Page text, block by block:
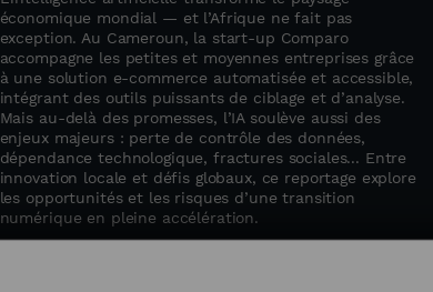
économique mondial — et l’Afrique ne fait pas
exception. Au Cameroun, la start-up Comparo
accompagne les petites et moyennes entreprises grâce
à une solution e-commerce automatisée et accessible,
intégrant des outils puissants de ciblage et d’analyse.
Mais au-delà des promesses, l’IA soulève aussi des
enjeux majeurs : perte de contrôle des données,
dépendance technologique, fractures sociales... Entre
innovation locale et défis globaux, ce reportage explore
les opportunités et les risques d’une transition
numérique en pleine accélération.